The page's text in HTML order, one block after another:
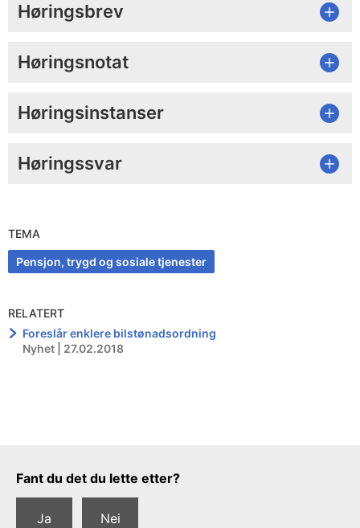
Høringsbrev
Høringsnotat
Høringsinstanser
Høringssvar
TEMA
Pensjon, trygd og sosiale tjenester
RELATERT
Foreslår enklere bilstønadsordning
Nyhet | 27.02.2018
Tilbakemeldingsskjema
Fant du det du lette etter?
Ja Nei